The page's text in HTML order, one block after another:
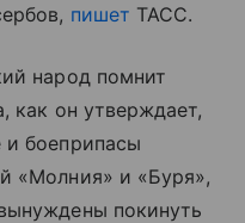
пишет ТАСС.
народ помнит
как он утверждает,
и боеприпасы
«Молния» и «Буря»,
покинуть